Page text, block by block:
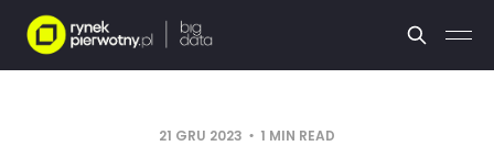
21 GRU 2023 1 MIN READ